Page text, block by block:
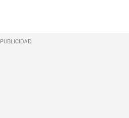
PUBLICIDAD